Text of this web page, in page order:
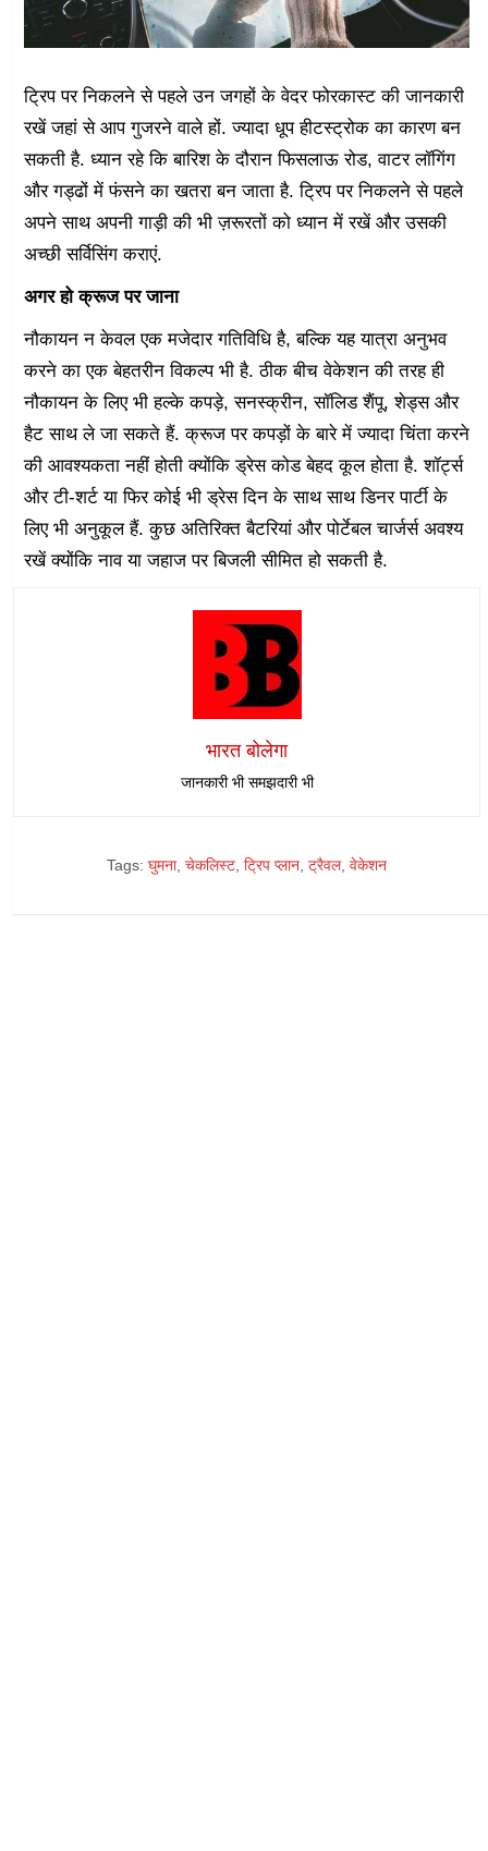
ट्रिप पर निकलने से पहले उन जगहों के वेदर फोरकास्ट की जानकारी
रखें जहां से आप गुजरने वाले हों. ज्यादा धूप हीटस्ट्रोक का कारण बन
सकती है. ध्यान रहे कि बारिश के दौरान फिसलाऊ रोड, वाटर लॉगिंग
और गड्ढों में फंसने का खतरा बन जाता है. ट्रिप पर निकलने से पहले
अपने साथ अपनी गाड़ी की भी ज़रूरतों को ध्यान में रखें और उसकी
अच्छी सर्विसिंग कराएं.
अगर हो क्रूज पर जाना
नौकायन न केवल एक मजेदार गतिविधि है, बल्कि यह यात्रा अनुभव
करने का एक बेहतरीन विकल्प भी है. ठीक बीच वेकेशन की तरह ही
नौकायन के लिए भी हल्के कपड़े, सनस्क्रीन, सॉलिड शैंपू, शेड्स और
हैट साथ ले जा सकते हैं. क्रूज पर कपड़ों के बारे में ज्यादा चिंता करने
की आवश्यकता नहीं होती क्योंकि ड्रेस कोड बेहद कूल होता है. शॉर्ट्स
और टी-शर्ट या फिर कोई भी ड्रेस दिन के साथ साथ डिनर पार्टी के
लिए भी अनुकूल हैं. कुछ अतिरिक्त बैटरियां और पोर्टेबल चार्जर्स अवश्य
रखें क्योंकि नाव या जहाज पर बिजली सीमित हो सकती है.
भारत बोलेगा
जानकारी भी समझदारी भी
Tags: घुमना, चेकलिस्ट ट्रिप प्लान ट्रैवल, वेकेशन